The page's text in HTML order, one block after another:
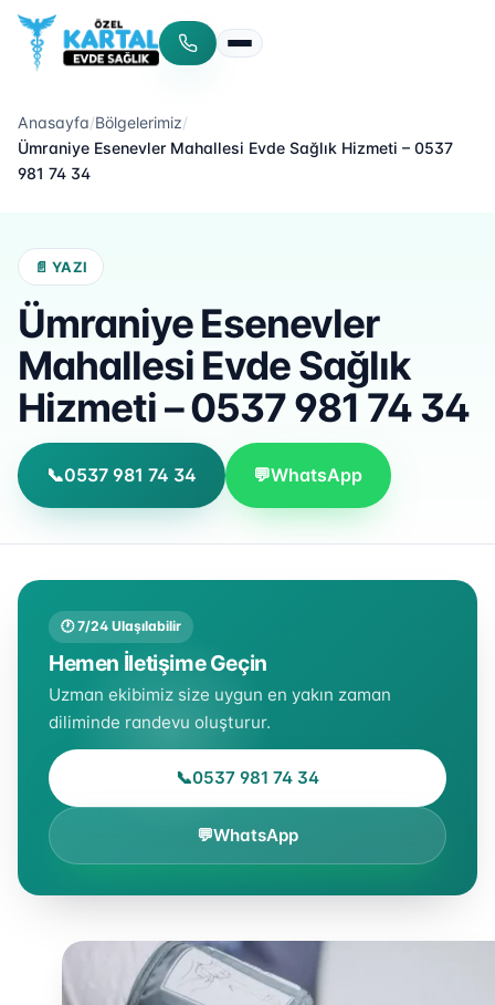
Menüyü aç/kapat
Anasayfa/Bölgelerimiz/
Ümraniye Esenevler Mahallesi Evde Sağlık Hizmeti – 0537
981 74 34
📄 YAZI
Ümraniye Esenevler
Mahallesi Evde Sağlık
Hizmeti – 0537 981 74 34
📞0537 981 74 34 💬WhatsApp
🕐 7/24 Ulaşılabilir
Hemen İletişime Geçin
Uzman ekibimiz size uygun en yakın zaman
diliminde randevu oluşturur.
📞0537 981 74 34
💬WhatsApp